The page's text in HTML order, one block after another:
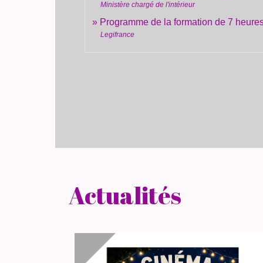
Ministère chargé de l'intérieur
Programme de la formation de 7
Legifrance
Actualités